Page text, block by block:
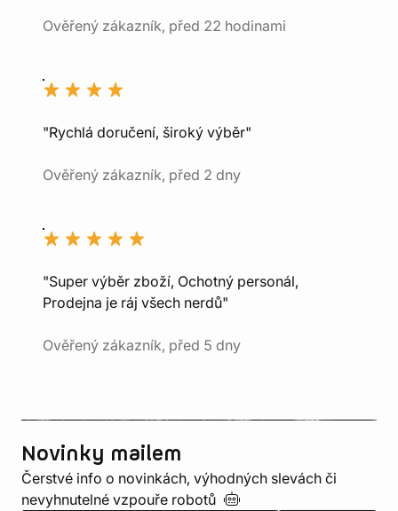
Ověřený zákazník, před 22 hodinami
"Rychlá doručení, široký výběr"
Ověřený zákazník, před 2 dny
"Super výběr zboží, Ochotný personál,
Prodejna je ráj všech nerdů"
Ověřený zákazník, před 5 dny
Novinky mailem
Čerstvé info o novinkách, výhodných slevách či
nevyhnutelné vzpouře robotů